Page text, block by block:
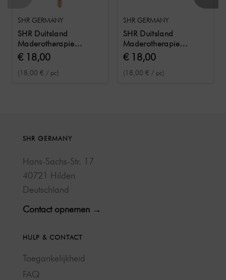
SHR GERMANY
SHR Duitsland
Maderotherapie
kubusroller 4 kubussen
€ 18,00
(18,00 € / pc)
SHR GERMANY
SHR Duitsland
Maderotherapie
houtvormer 1
€ 18,00
(18,00 € / pc)
SHR GERMANY
Hans-Sachs-Str. 17
40721 Hilden
Deutschland
Contact opnemen →
HULP & CONTACT
Toegankelijkheid
FAQ